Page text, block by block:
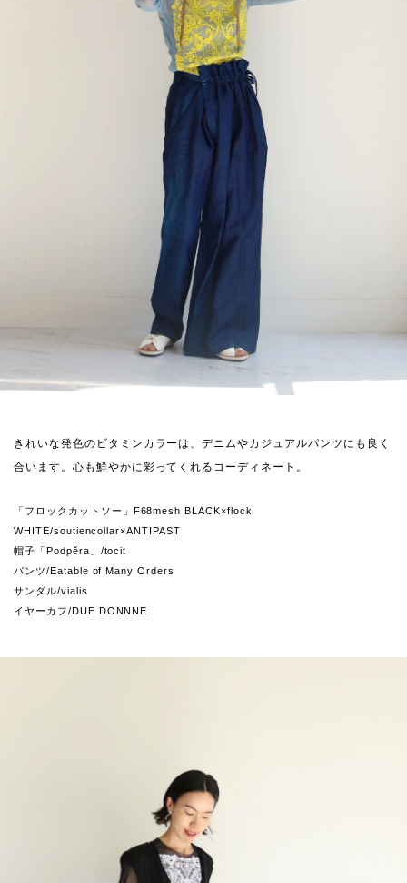
きれいな発色のビタミンカラーは、デニムやカジュアルパンツにも良く
合います。心も鮮やかに彩ってくれるコーディネート。
「フロックカットソー」F68mesh BLACK×flock
WHITE/soutiencollar×ANTIPAST
帽子「Podpěra」/tocit
パンツ/Eatable of Many Orders
サンダル/vialis
イヤーカフ/DUE DONNNE